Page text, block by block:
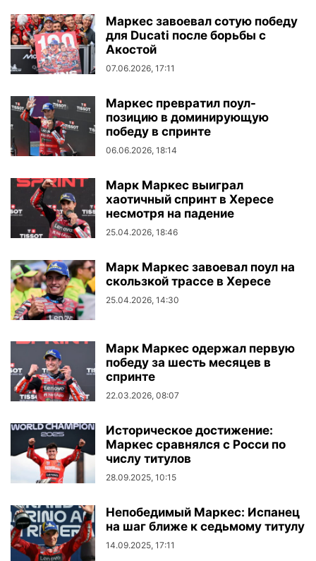
Маркес завоевал сотую победу
для Ducati после борьбы с
Акостой
07.06.2026, 17:11
Маркес превратил поул-
позицию в доминирующую
победу в спринте
06.06.2026, 18:14
Марк Маркес выиграл
хаотичный спринт в Хересе
несмотря на падение
25.04.2026, 18:46
Марк Маркес завоевал поул на
скользкой трассе в Хересе
25.04.2026, 14:30
Марк Маркес одержал первую
победу за шесть месяцев в
спринте
22.03.2026, 08:07
Историческое достижение:
Маркес сравнялся с Росси по
числу титулов
28.09.2025, 10:15
Непобедимый Маркес: Испанец
на шаг ближе к седьмому титулу
14.09.2025, 17:11